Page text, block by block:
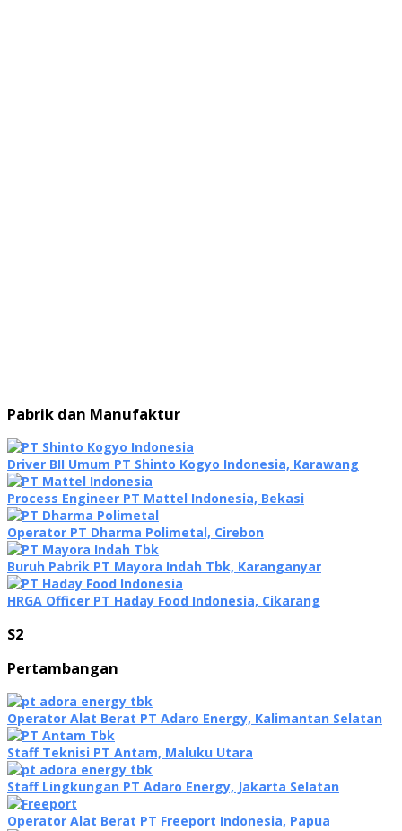
Pabrik dan Manufaktur
Driver BII Umum PT Shinto Kogyo Indonesia, Karawang
Process Engineer PT Mattel Indonesia, Bekasi
Operator PT Dharma Polimetal, Cirebon
Buruh Pabrik PT Mayora Indah Tbk, Karanganyar
HRGA Officer PT Haday Food Indonesia, Cikarang
S2
Pertambangan
Operator Alat Berat PT Adaro Energy, Kalimantan Selatan
Staff Teknisi PT Antam, Maluku Utara
Staff Lingkungan PT Adaro Energy, Jakarta Selatan
Operator Alat Berat PT Freeport Indonesia, Papua